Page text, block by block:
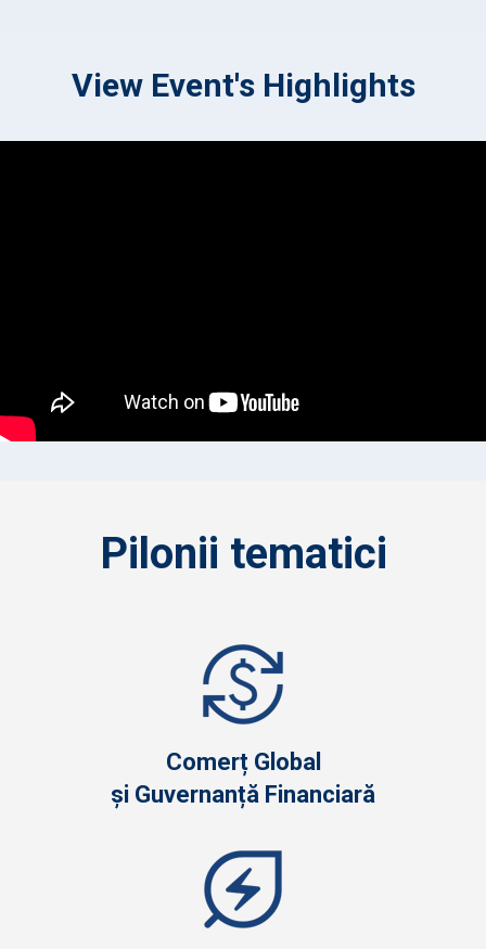
View Event's Highlights
Pilonii tematici
Comerț Global
și Guvernanță Financiară